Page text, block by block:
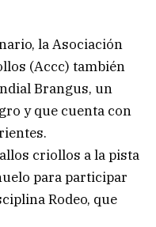
la Asociación
(Accc) también
Brangus, un
y que cuenta con
criollos a la pista
para participar
Rodeo, que